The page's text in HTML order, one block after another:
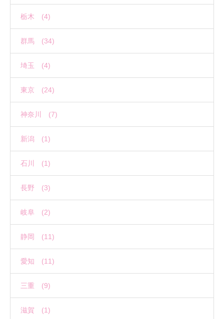
栃木 (4)
群馬 (34)
埼玉 (4)
東京 (24)
神奈川 (7)
新潟 (1)
石川 (1)
長野 (3)
岐阜 (2)
静岡 (11)
愛知 (11)
三重 (9)
滋賀 (1)